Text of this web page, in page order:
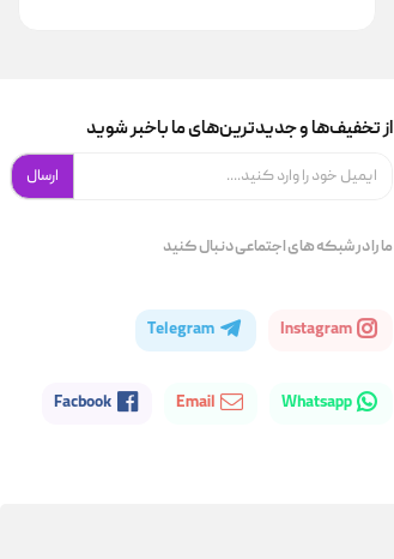
از تخفیف‌ها و جدیدترین‌های ما باخبر شوید
ارسال
ما را در شبکه های اجتماعی دنبال کنید
Instagram
Whatsapp